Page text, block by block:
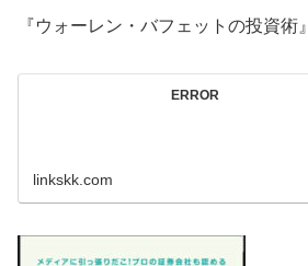
『ウォーレン・バフェットの投資術
ERROR
linkskk.com